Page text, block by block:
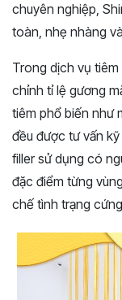
chuyên nghiệp,
toàn, nhẹ nhàng
Trong dịch vụ
chỉnh tỉ lệ gương
tiêm phổ biến như
đều được tư vấn
filler sử dụng có
đặc điểm từng
chế tình trạng